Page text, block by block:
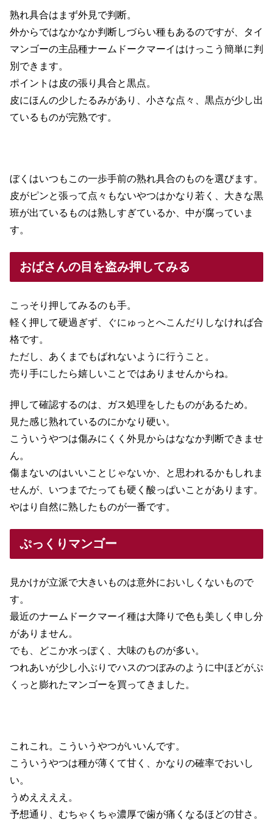
熟れ具合はまず外見で判断。
外からではなかなか判断しづらい種もあるのですが、タイ
マンゴーの主品種ナームドークマーイはけっこう簡単に判
別できます。
ポイントは皮の張り具合と黒点。
皮にほんの少したるみがあり、小さな点々、黒点が少し出
ているものが完熟です。
ぼくはいつもこの一歩手前の熟れ具合のものを選びます。
皮がピンと張って点々もないやつはかなり若く、大きな黒
班が出ているものは熟しすぎているか、中が腐っていま
す。
おばさんの目を盗み押してみる
こっそり押してみるのも手。
軽く押して硬過ぎず、ぐにゅっとへこんだりしなければ合
格です。
ただし、あくまでもばれないように行うこと。
売り手にしたら嬉しいことではありませんからね。
押して確認するのは、ガス処理をしたものがあるため。
見た感じ熟れているのにかなり硬い。
こういうやつは傷みにくく外見からはななか判断できませ
ん。
傷まないのはいいことじゃないか、と思われるかもしれま
せんが、いつまでたっても硬く酸っぱいことがあります。
やはり自然に熟したものが一番です。
ぷっくりマンゴー
見かけが立派で大きいものは意外においしくないもので
す。
最近のナームドークマーイ種は大降りで色も美しく申し分
がありません。
でも、どこか水っぽく、大味のものが多い。
つれあいが少し小ぶりでハスのつぼみのように中ほどがぷ
くっと膨れたマンゴーを買ってきました。
これこれ。こういうやつがいいんです。
こういうやつは種が薄くて甘く、かなりの確率でおいし
い。
うめええええ。
予想通り、むちゃくちゃ濃厚で歯が痛くなるほどの甘さ。